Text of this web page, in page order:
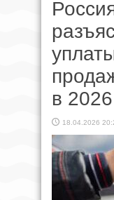
в
18.04.2026